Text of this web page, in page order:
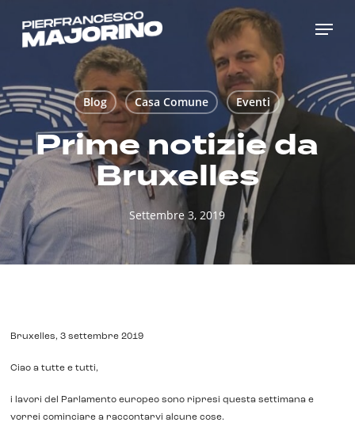
Menu
Blog Casa Comune Eventi
Prime notizie da
Bruxelles
Settembre 3, 2019
Bruxelles, 3 settembre 2019
Ciao a tutte e tutti,
i lavori del Parlamento europeo sono ripresi questa settimana e
vorrei cominciare a raccontarvi alcune cose.